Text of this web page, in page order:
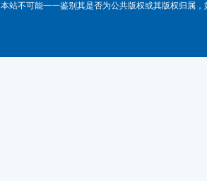
本站不可能一一鉴别其是否为公共版权或其版权归属